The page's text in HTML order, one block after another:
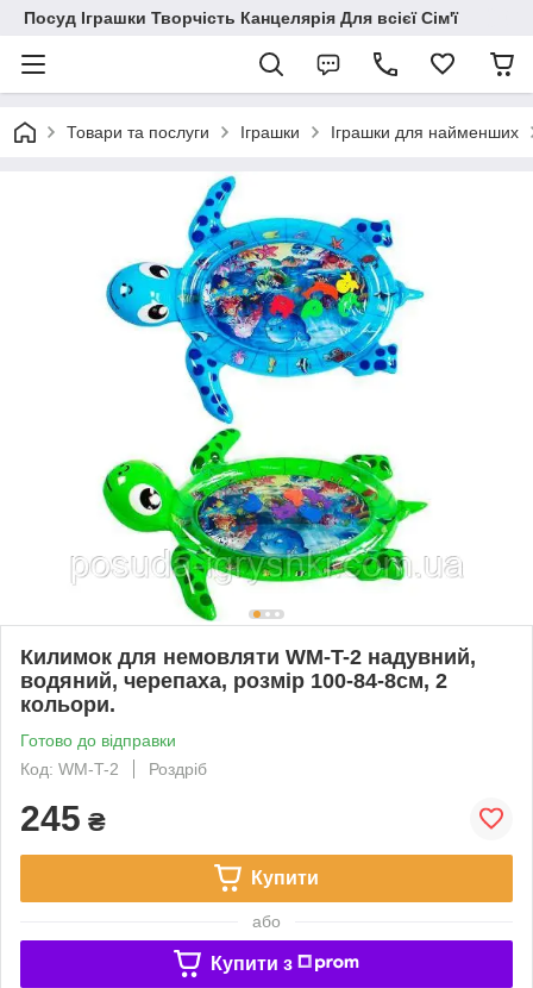
Посуд Іграшки Творчість Канцелярія Для всієї Сім'ї
Товари та послуги Іграшки Іграшки для найменших
Килимок для немовляти WM-T-2 надувний,
водяний, черепаха, розмір 100-84-8см, 2
кольори.
Готово до відправки
Код: WM-T-2
Роздріб
245 ₴
Купити
або
Купити з